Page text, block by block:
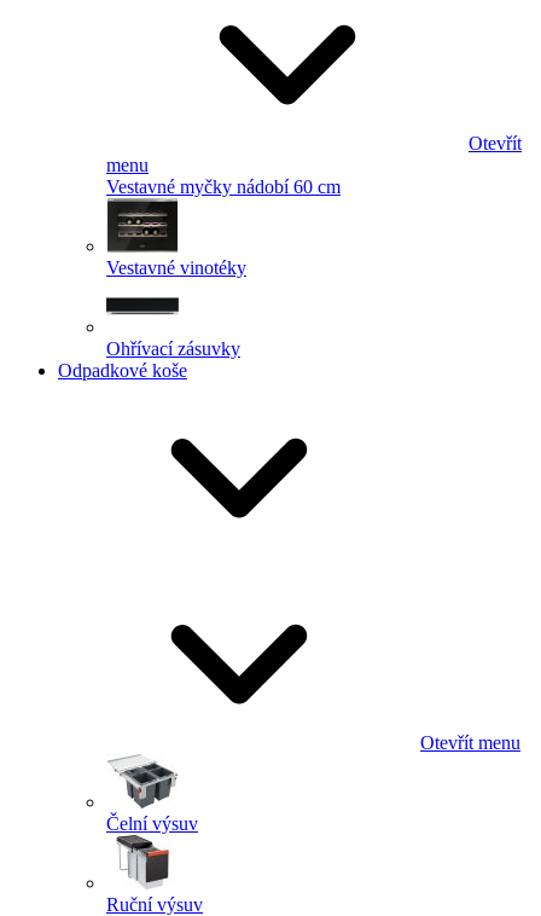
Otevřít
menu
Vestavné myčky nádobí 60 cm
Vestavné vinotéky
Ohřívací zásuvky
Odpadkové koše
Otevřít menu
Čelní výsuv
Ruční výsuv